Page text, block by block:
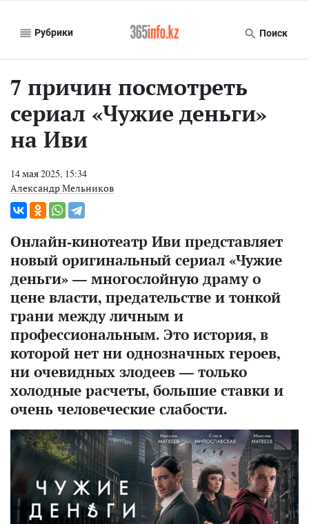
Рубрики Поиск
7 причин посмотреть
сериал «Чужие деньги»
на Иви
14 мая 2025, 15:34
Александр Мельников
Онлайн-кинотеатр Иви представляет
новый оригинальный сериал «Чужие
деньги» — многослойную драму о
цене власти, предательстве и тонкой
грани между личным и
профессиональным. Это история, в
которой нет ни однозначных героев,
ни очевидных злодеев — только
холодные расчеты, большие ставки и
очень человеческие слабости.